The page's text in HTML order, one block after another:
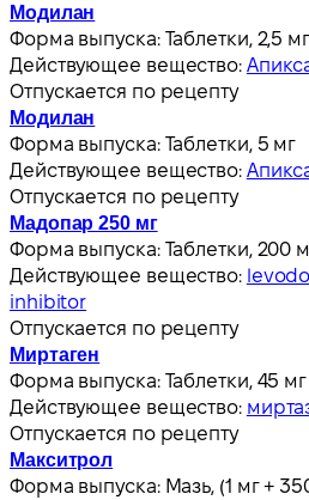
Модилан
Форма выпуска: Таблетки, 2,5 мг
Действующее вещество:
Отпускается по рецепту
Модилан
Форма выпуска: Таблетки, 5 мг
Действующее вещество:
Отпускается по рецепту
Мадопар 250 мг
Форма выпуска: Таблетки, 200
Действующее вещество:
inhibitor
Отпускается по рецепту
Миртаген
Форма выпуска: Таблетки, 45 мг
Действующее вещество:
Отпускается по рецепту
Макситрол
Форма выпуска: Мазь, (1 мг +